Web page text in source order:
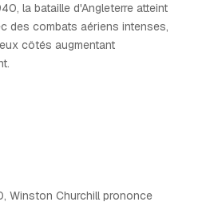
la bataille d'Angleterre atteint
des combats aériens intenses,
côtés augmentant
Winston Churchill prononce